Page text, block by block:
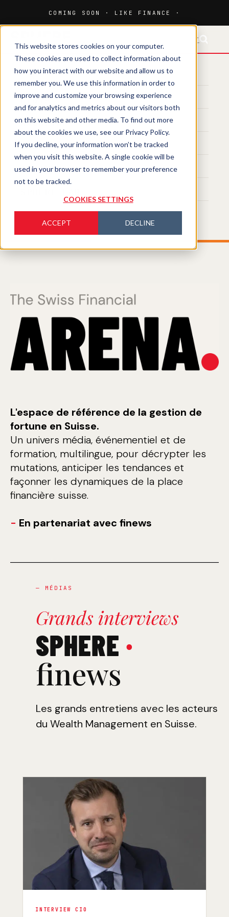
This website stores cookies on your computer.
These cookies are used to collect information about
how you interact with our website and allow us to
remember you. We use this information in order to
improve and customize your browsing experience
and for analytics and metrics about our visitors both
on this website and other media. To find out more
about the cookies we use, see our Privacy Policy.
If you decline, your information won’t be tracked
when you visit this website. A single cookie will be
used in your browser to remember your preference
not to be tracked.
COOKIES SETTINGS
ACCEPT DECLINE
HOME
MEDIA
MAGAZINE
EVENTS
TRAINING
L'espace de référence de la gestion de
fortune en Suisse.
Un univers média, événementiel et de
formation, multilingue, pour décrypter les
mutations, anticiper les tendances et
façonner les dynamiques de la place
financière suisse.
- En partenariat avec finews
— MÉDIAS
Grands interviews
SPHERE ·
finews
Les grands entretiens avec les acteurs
du Wealth Management en Suisse.
INTERVIEW CIO